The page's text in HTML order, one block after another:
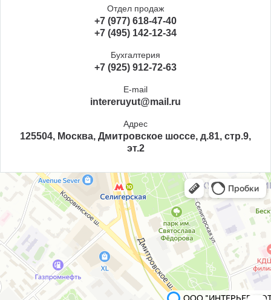
Отдел продаж
+7 (977) 618-47-40
+7 (495) 142-12-34
Бухгалтерия
+7 (925) 912-72-63
E-mail
intereruyut@mail.ru
Адрес
125504, Москва, Дмитровское шоссе, д.81, стр.9,
эт.2